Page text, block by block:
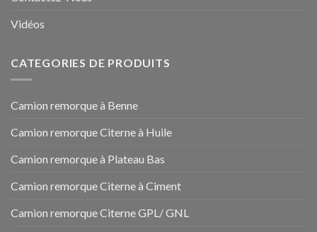
Vidéos
CATEGORIES DE PRODUITS
Camion remorque à Benne
Camion remorque Citerne à Huile
Camion remorque à Plateau Bas
Camion remorque Citerne à Ciment
Camion remorque Citerne GPL/ GNL